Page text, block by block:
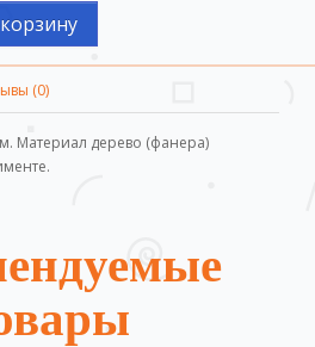
(0)
Материал дерево (фанера)